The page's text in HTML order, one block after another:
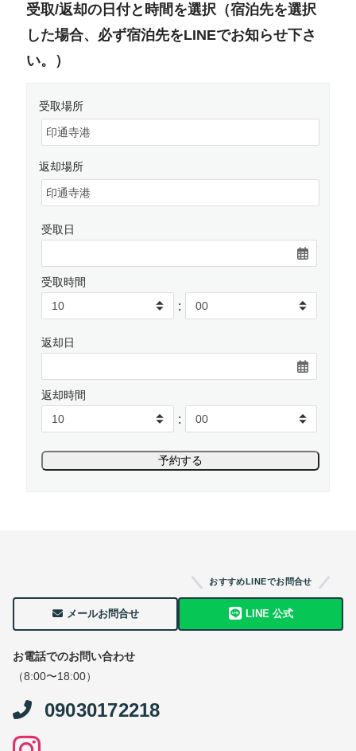
受取/返却の日付と時間を選択（宿泊先を選択
した場合、必ず宿泊先をLINEでお知らせ下さ
い。）
受取場所
返却場所
受取日
受取時間
:
返却日
返却時間
:
メールお問合せ
おすすめLINEでお問合せ
LINE 公式
お電話でのお問い合わせ
（8:00〜18:00）
09030172218